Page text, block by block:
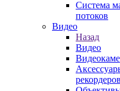
Система
потоков
Видео
Назад
Видео
рекордеров